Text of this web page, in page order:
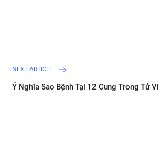
NEXT ARTICLE
Ý Nghĩa Sao Bệnh Tại 12 Cung Trong Tử Vi